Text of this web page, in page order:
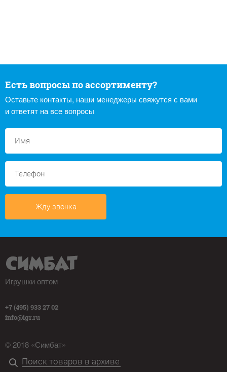
Есть вопросы по ассортименту?
Оставьте контакты, наши менеджеры свяжутся с вами
и ответят на все вопросы
Жду звонка
Игрушки оптом
+7 (495) 933 27 02
info@igr.ru
© 2018 «Симбат»